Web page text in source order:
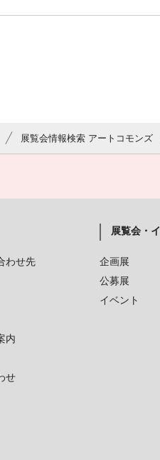
展覧会情報検索 アートコモンズ
わせ先
内
せ
展覧会・
企画展
公募展
イベント